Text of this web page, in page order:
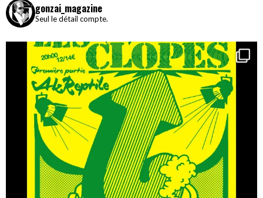
gonzai_magazine
Seul le détail compte.